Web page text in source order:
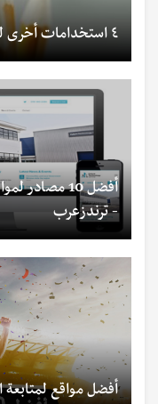
٤ استخدامات أخرى لقلم الرصاص غير الكتابة!
أفضل 10
- ترندزعرب
أفضل مواقع لمتابعة